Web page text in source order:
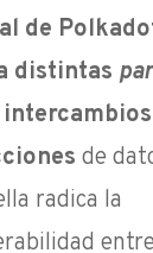
de
distintas
de
radica la